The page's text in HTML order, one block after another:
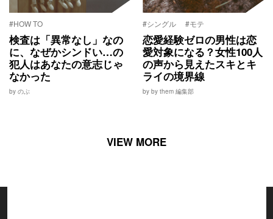
#HOW TO
検査は「異常なし」なの
に、なぜかシンドい…の
犯人はあなたの意志じゃ
なかった
by のぶ
#シングル #モテ
恋愛経験ゼロの男性は恋
愛対象になる？女性100人
の声から見えたスキとキ
ライの境界線
by by them 編集部
VIEW MORE